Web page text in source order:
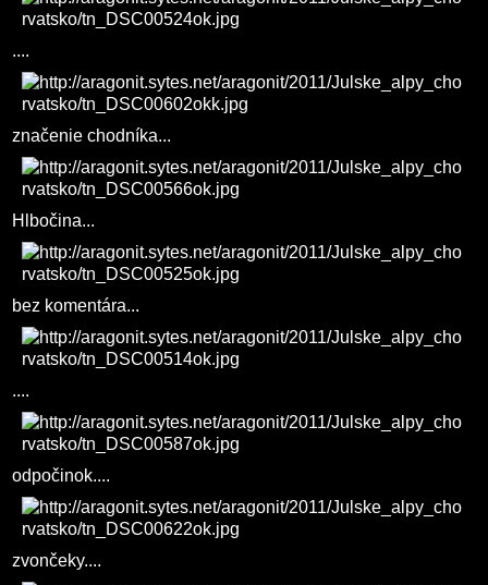
....
značenie chodníka...
Hlbočina...
bez komentára...
....
odpočinok....
zvončeky....